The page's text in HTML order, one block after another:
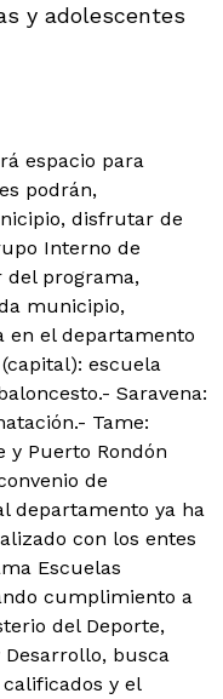
y adolescentes
espacio para
podrán,
disfrutar de
Interno de
del programa,
municipio,
en el departamento
escuela
Saravena:
Tame:
y Puerto Rondón
de
departamento ya ha
con los entes
Escuelas
cumplimiento a
del Deporte,
busca
y el